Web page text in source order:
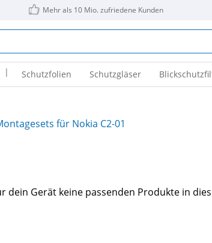
Mehr als 10 Mio. zufriedene Kunden
| Schutzfolien Schutzgläser
für Nokia C2-01
dein Gerät keine passenden Produkte in